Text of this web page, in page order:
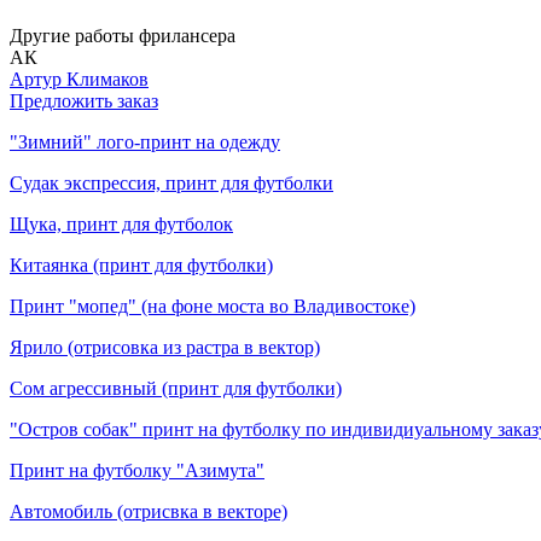
Другие работы фрилансера
АК
Артур Климаков
Предложить заказ
"Зимний" лого-принт на одежду
Судак экспрессия, принт для футболки
Щука, принт для футболок
Китаянка (принт для футболки)
Принт "мопед" (на фоне моста во Владивостоке)
Ярило (отрисовка из растра в вектор)
Сом агрессивный (принт для футболки)
"Остров собак" принт на футболку по индивидиуальному
Принт на футболку "Азимута"
Автомобиль (отрисвка в векторе)